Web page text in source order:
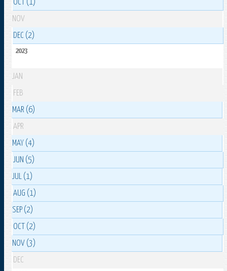
OCT (1)
NOV
DEC (2)
2023
JAN
FEB
MAR (6)
APR
MAY (4)
JUN (5)
JUL (1)
AUG (1)
SEP (2)
OCT (2)
NOV (3)
DEC